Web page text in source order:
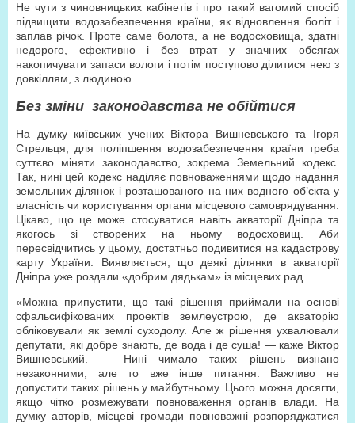
Не чути з чиновницьких кабінетів і про такий вагомий спосіб
підвищити водозабезпечення країни, як відновлення боліт і
заплав річок. Проте саме болота, а не водосховища, здатні
недорого, ефективно і без втрат у значних обсягах
накопичувати запаси вологи і потім поступово ділитися нею з
довкіллям, з людиною.
Без зміни законодавства не обійтися
На думку київських учених Віктора Вишневського та Ігоря
Стрельця, для поліпшення водозабезпечення країни треба
суттєво міняти законодавство, зокрема Земельний кодекс.
Так, нині цей кодекс наділяє повноваженнями щодо надання
земельних ділянок і розташованого на них водного об’єкта у
власність чи користування органи місцевого самоврядування.
Цікаво, що це може стосуватися навіть акваторії Дніпра та
якогось зі створених на ньому водосховищ. Аби
пересвідчитись у цьому, достатньо подивитися на кадастрову
карту України. Виявляється, що деякі ділянки в акваторії
Дніпра уже роздали «добрим дядькам» із місцевих рад.
«Можна припустити, що такі рішення приймали на основі
сфальсифікованих проектів землеустрою, де акваторію
обліковували як землі суходолу. Але ж рішення ухвалювали
депутати, які добре знають, де вода і де суша! — каже Віктор
Вишневський. — Нині чимало таких рішень визнано
незаконними, але то вже інше питання. Важливо не
допустити таких рішень у майбутньому. Цього можна досягти,
якщо чітко розмежувати повноваження органів влади. На
думку авторів, місцеві громади повноважні розпоряджатися